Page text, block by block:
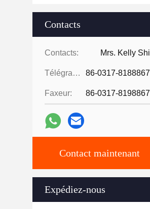
Contacts
Contacts: Mrs. Kelly Shi
Télégramme: 86-0317-8188867
Faxeur: 86-0317-8198867
Contact maintenant
Expédiez-nous